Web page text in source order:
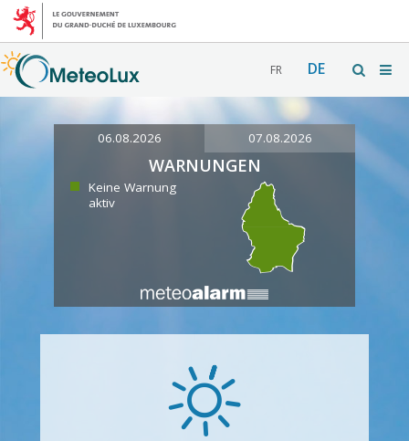
FR DE
06.08.2026 07.08.2026
WARNUNGEN
Keine Warnung
aktiv